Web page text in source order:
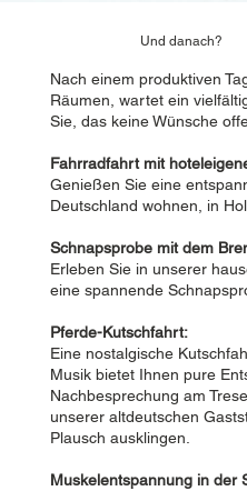
Und danach?
Nach einem produktiven
Räumen, wartet ein
Sie, das keine Wünsche
Fahrradfahrt mit
Genießen Sie eine
Deutschland wohnen, in
Schnapsprobe mit dem
Erleben Sie in unserer
eine spannende
Pferde-Kutschfahrt:
Eine nostalgische
Musik bietet Ihnen pure
Nachbesprechung am
unserer altdeutschen
Plausch ausklingen.
Muskelentspannung in der